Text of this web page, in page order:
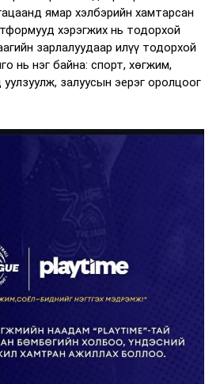
ямар хэлбэрийн хамтарсан
хэрэгжих нь тодорхой
зарлалуудаар илүү тодорхой
нь нэг байна: спорт, хөгжим,
залуусын эерэг оролцоог